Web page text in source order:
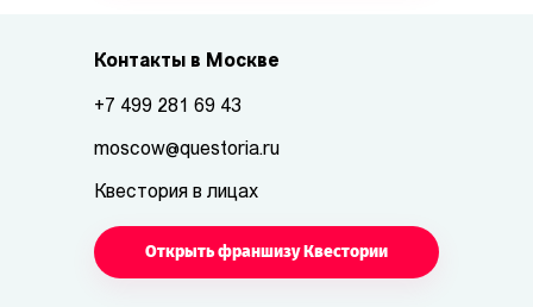
Контакты в Москве
+7 499 281 69 43
moscow@questoria.ru
Квестория в лицах
Открыть франшизу Квестории